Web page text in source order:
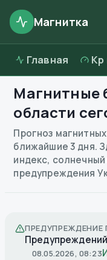
Магнитка
Главная
Магнитные
области
Прогноз
ближайшие 3 дня.
индекс,
предупреждения
08.05.2026, 08:23